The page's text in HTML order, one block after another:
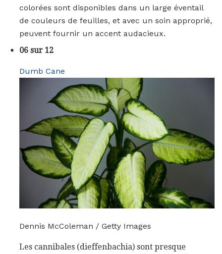
colorées sont disponibles dans un large éventail
de couleurs de feuilles, et avec un soin approprié,
peuvent fournir un accent audacieux.
06 sur 12
Dumb Cane
Dennis McColeman / Getty Images
Les cannibales (dieffenbachia) sont presque